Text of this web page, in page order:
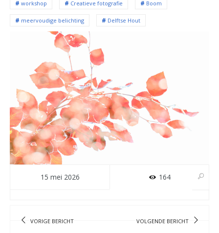
workshop Creatieve fotografie Boom
meervoudige belichting Delftse Hout
15 mei 2026 164
VORIGE BERICHT VOLGENDE BERICHT